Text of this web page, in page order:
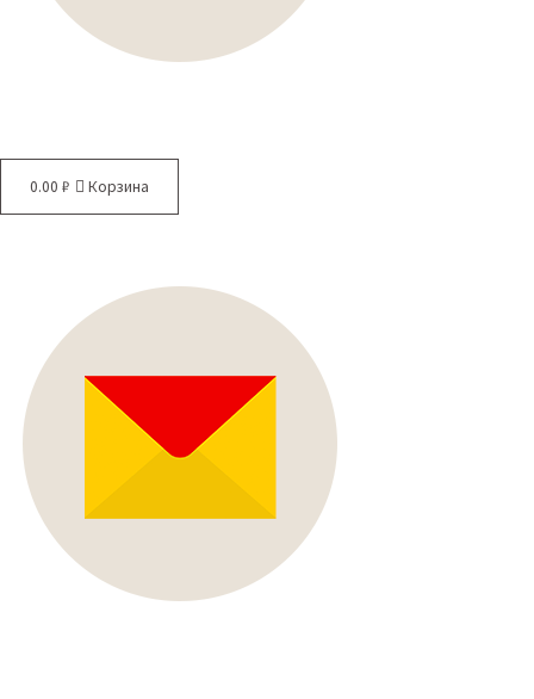
0.00 ₽ Корзина